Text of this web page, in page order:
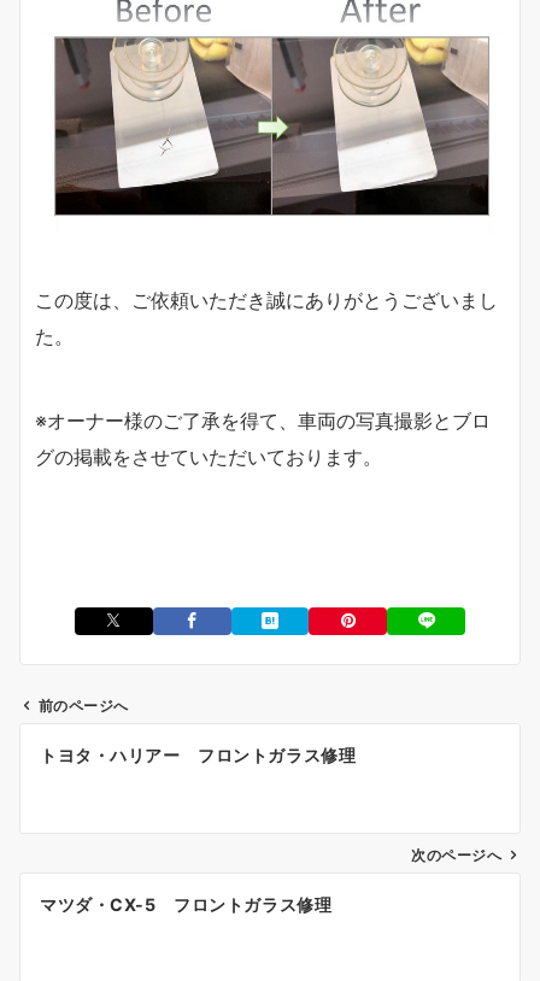
この度は、ご依頼いただき誠にありがとうございまし
た。
※オーナー様のご了承を得て、車両の写真撮影とブロ
グの掲載をさせていただいております。
ビ
前のページへ
トヨタ・ハリアー フロントガラス修理
次のページへ
マツダ・CX-5 フロントガラス修理